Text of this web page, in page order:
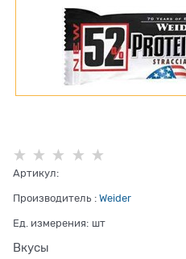
Артикул:
Производитель : Weider
Ед. измерения: шт
Вкусы